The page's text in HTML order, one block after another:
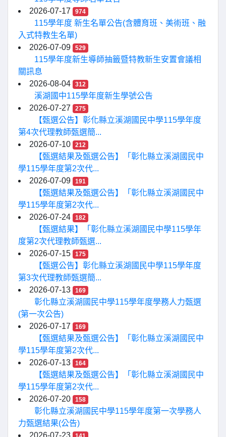
2026-07-17
974
115學年度 新生名單公告(含體育班、美術班、融
入式特教生名單)
2026-07-09
529
115學年度新生導師抽籤暨特教新生安置會議相
關訊息
2026-08-04
312
溪湖國中115學年度新生學號公告
2026-07-27
275
【甄選公告】彰化縣立溪湖國民中學115學年度
第4次代理教師甄選簡...
2026-07-10
212
【甄選結果及甄選公告】「彰化縣立溪湖國民中
學115學年度第2次代...
2026-07-09
191
【甄選結果及甄選公告】「彰化縣立溪湖國民中
學115學年度第2次代...
2026-07-24
182
【甄選結果】「彰化縣立溪湖國民中學115學年
度第2次代理教師甄選...
2026-07-15
175
【甄選公告】彰化縣立溪湖國民中學115學年度
第3次代理教師甄選簡...
2026-07-13
169
彰化縣立溪湖國民中學115學年度學務人力甄選
(第一次公告)
2026-07-17
169
【甄選結果及甄選公告】「彰化縣立溪湖國民中
學115學年度第2次代...
2026-07-13
164
【甄選結果及甄選公告】「彰化縣立溪湖國民中
學115學年度第2次代...
2026-07-20
158
彰化縣立溪湖國民中學115學年度第一次學務人
力甄選結果(公告)
2026-07-23